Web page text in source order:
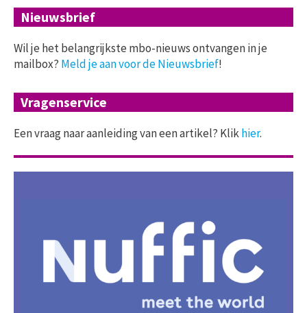
Nieuwsbrief
Wil je het belangrijkste mbo-nieuws ontvangen in je
mailbox? Meld je aan voor de Nieuwsbrief!
Vragenservice
Een vraag naar aanleiding van een artikel? Klikhier.